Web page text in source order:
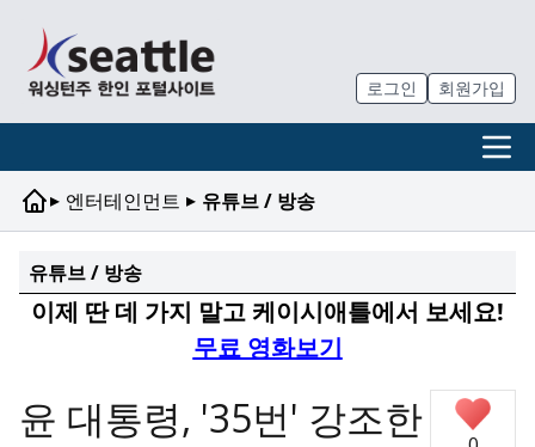
로그인 회원가입
▸ 엔터테인먼트 ▸ 유튜브 / 방송
유튜브 / 방송
이제 딴 데 가지 말고 케이시애틀에서 보세요!
무료 영화보기
윤 대통령, '35번' 강조한